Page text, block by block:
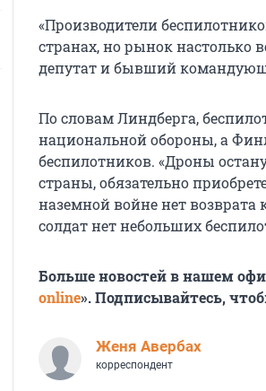
«Производители
странах, но рынок настолько
депутат и бывший
По словам Линдберга,
национальной обороны, а
беспилотников. «Дроны
страны, обязательно
наземной войне нет
солдат нет небольших
Больше новостей в нашем
online». Подписывайтесь,
Женя Авербах
корреспондент